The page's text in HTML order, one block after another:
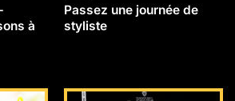
à
Passez une journée de
styliste